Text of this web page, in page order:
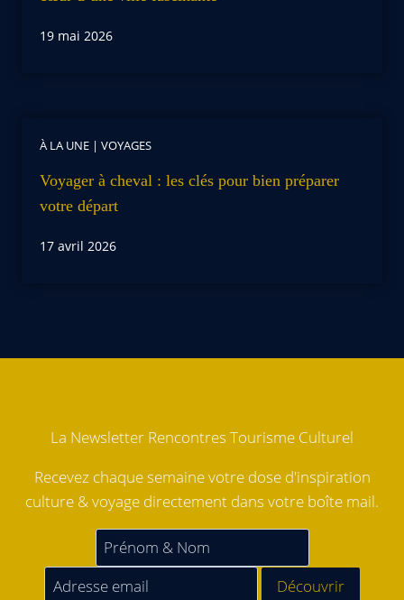
19 mai 2026
À LA UNE | VOYAGES
Voyager à cheval : les clés pour bien préparer
votre départ
17 avril 2026
La Newsletter Rencontres Tourisme Culturel
Recevez chaque semaine votre dose d'inspiration
culture & voyage directement dans votre boîte mail.